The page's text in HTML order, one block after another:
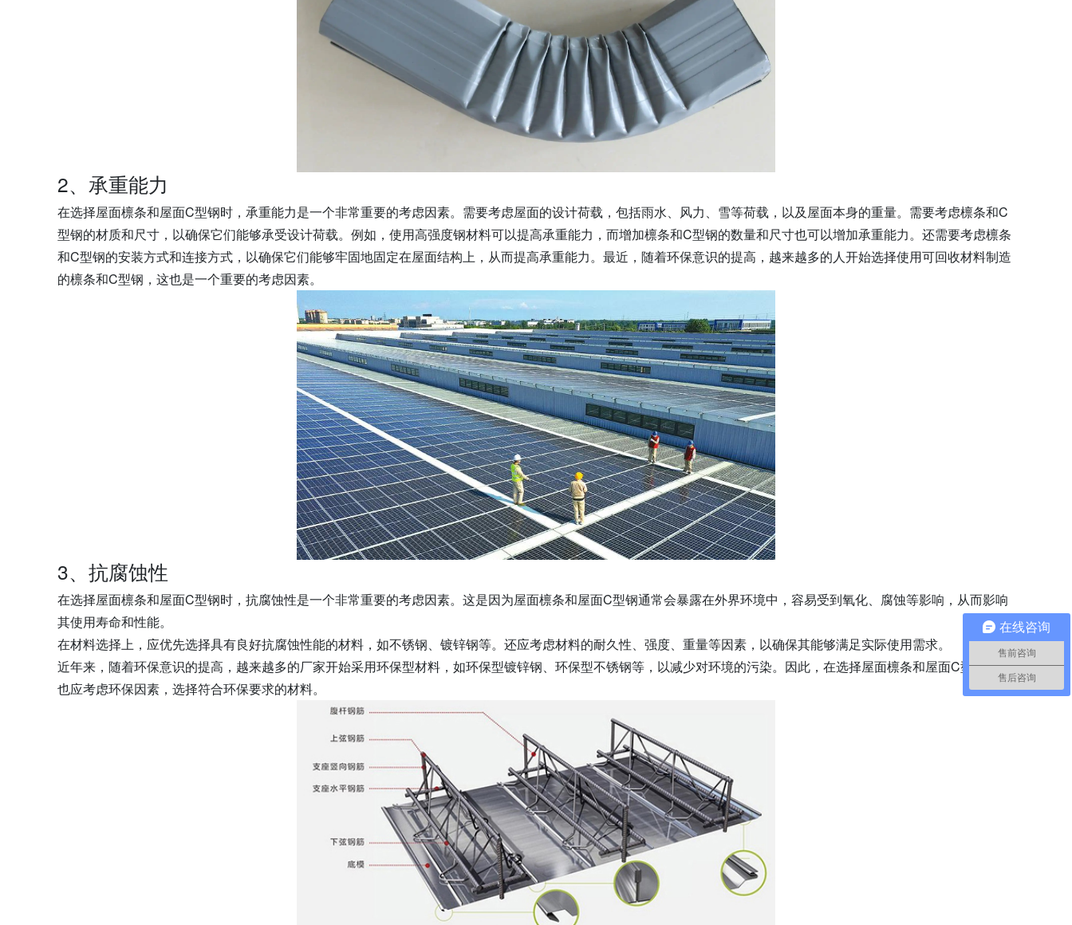
2、承重能力
在选择屋面檩条和屋面C型钢时，承重能力是一个非常重要的考虑因素。需要考虑屋面的设计荷载，包括雨水、风力、雪等荷载，以及屋面本身的重量。需要考虑檩条和C
型钢的材质和尺寸，以确保它们能够承受设计荷载。例如，使用高强度钢材料可以提高承重能力，而增加檩条和C型钢的数量和尺寸也可以增加承重能力。还需要考虑檩条
和C型钢的安装方式和连接方式，以确保它们能够牢固地固定在屋面结构上，从而提高承重能力。最近，随着环保意识的提高，越来越多的人开始选择使用可回收材料制造
的檩条和C型钢，这也是一个重要的考虑因素。
3、抗腐蚀性
在选择屋面檩条和屋面C型钢时，抗腐蚀性是一个非常重要的考虑因素。这是因为屋面檩条和屋面C型钢通常会暴露在外界环境中，容易受到氧化、腐蚀等影响，从而影响
其使用寿命和性能。
在材料选择上，应优先选择具有良好抗腐蚀性能的材料，如不锈钢、镀锌钢等。还应考虑材料的耐久性、强度、重量等因素，以确保其能够满足实际使用需求。
近年来，随着环保意识的提高，越来越多的厂家开始采用环保型材料，如环保型镀锌钢、环保型不锈钢等，以减少对环境的污染。因此，在选择屋面檩条和屋面C型钢时，
也应考虑环保因素，选择符合环保要求的材料。
在线咨询
售前咨询
售后咨询